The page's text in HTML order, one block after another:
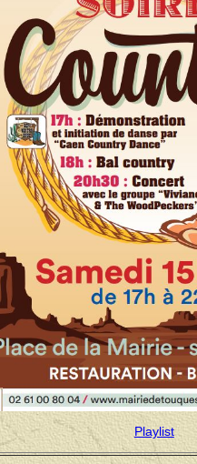
Playlist